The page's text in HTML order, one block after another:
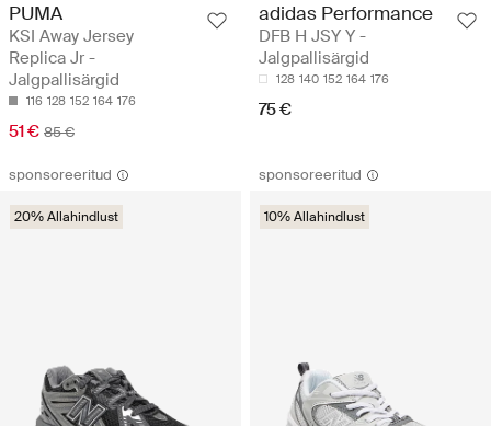
PUMA
KSI Away Jersey
Replica Jr -
Jalgpallisärgid
116 128 152 164 176
51 € 85 €
adidas Performance
DFB H JSY Y -
Jalgpallisärgid
128 140 152 164 176
75 €
sponsoreeritud
20% Allahindlust
sponsoreeritud
10% Allahindlust